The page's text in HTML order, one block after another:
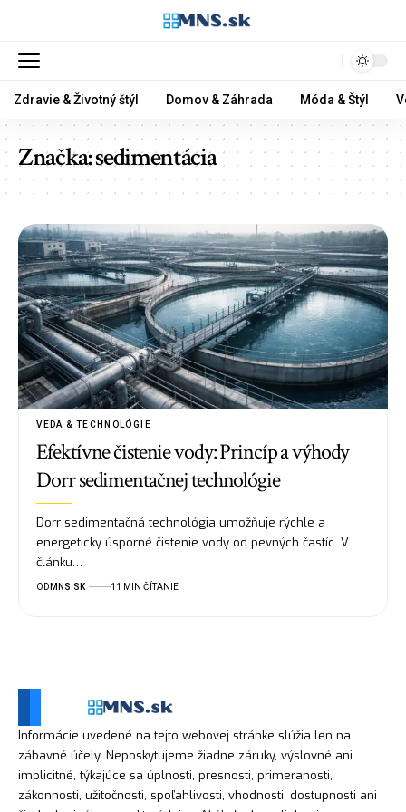
Zdravie & Životný štýl Domov & Záhrada Móda & Štýl
Značka:sedimentácia
VEDA & TECHNOLÓGIE
Efektívne čistenie vody: Princíp a výhody
Dorr sedimentačnej technológie
Dorr sedimentačná technológia umožňuje rýchle a
energeticky úsporné čistenie vody od pevných častíc. V
článku…
OD MNS.SK 11 MIN ČÍTANIE
Informácie uvedené na tejto webovej stránke slúžia len na
zábavné účely. Neposkytujeme žiadne záruky, výslovné ani
implicitné, týkajúce sa úplnosti, presnosti, primeranosti,
zákonnosti, užitočnosti, spoľahlivosti, vhodnosti, dostupnosti ani